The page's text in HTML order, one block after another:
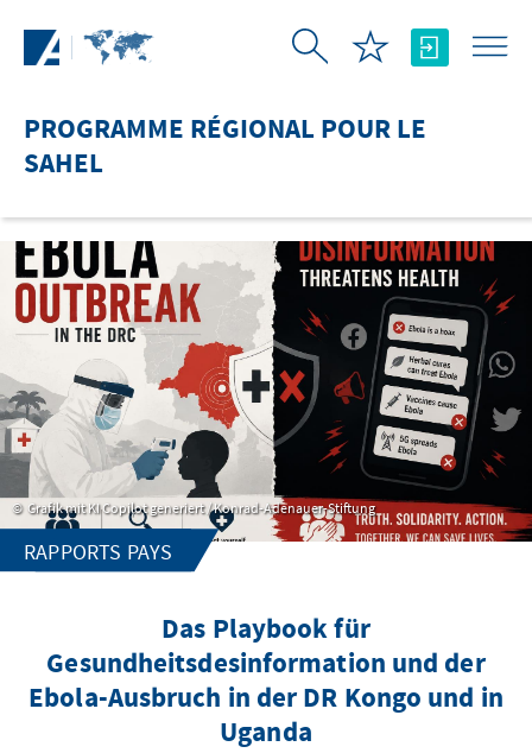
PROGRAMME RÉGIONAL POUR LE
SAHEL
Grafik mit KI Copilot generiert / Konrad-Adenauer-Stiftung
RAPPORTS PAYS
Das Playbook für
Gesundheitsdesinformation und der
Ebola-Ausbruch in der DR Kongo und in
Uganda